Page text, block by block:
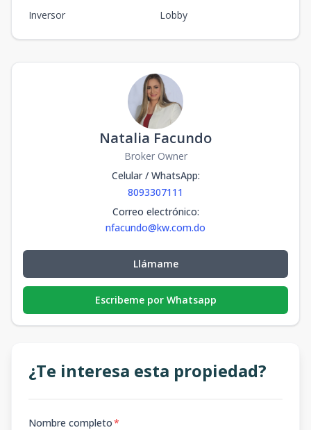
Inversor
Lobby
Natalia Facundo
Broker Owner
Celular / WhatsApp:
8093307111
Correo electrónico:
nfacundo@kw.com.do
Llámame
Escribeme por Whatsapp
¿Te interesa esta propiedad?
Nombre completo*